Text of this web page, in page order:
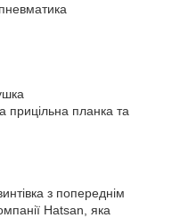
прицільна планка та
з попереднім
Hatsan, яка